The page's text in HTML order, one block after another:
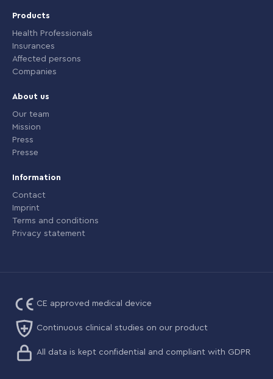
Products
Health Professionals
Insurances
Affected persons
Companies
About us
Our team
Mission
Press
Presse
Information
Contact
Imprint
Terms and conditions
Privacy statement
CE approved medical device
Continuous clinical studies on our product
All data is kept confidential and compliant with GDPR